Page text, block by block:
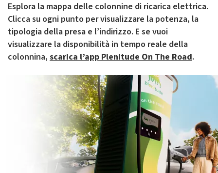
Esplora la mappa delle colonnine di ricarica elettrica.
Clicca su ogni punto per visualizzare la potenza, la
tipologia della presa e l’indirizzo. E se vuoi
visualizzare la disponibilità in tempo reale della
colonnina, scarica l’app Plenitude On The Road.